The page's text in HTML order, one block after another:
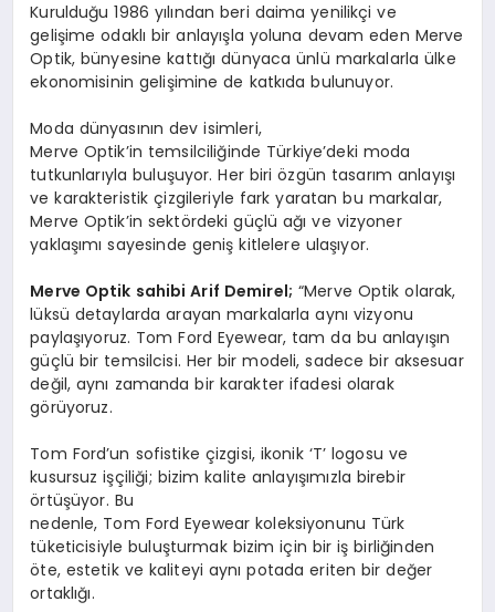
Kurulduğu 1986 yılından beri daima yenilikçi ve
gelişime odaklı bir anlayışla yoluna devam eden Merve
Optik, bünyesine kattığı dünyaca ünlü markalarla ülke
ekonomisinin gelişimine de katkıda bulunuyor.
Moda dünyasının dev isimleri,
Merve Optik’in temsilciliğinde Türkiye’deki moda
tutkunlarıyla buluşuyor. Her biri özgün tasarım anlayışı
ve karakteristik çizgileriyle fark yaratan bu markalar,
Merve Optik’in sektördeki güçlü ağı ve vizyoner
yaklaşımı sayesinde geniş kitlelere ulaşıyor.
Merve Optik sahibi Arif Demirel; “Merve Optik olarak,
lüksü detaylarda arayan markalarla aynı vizyonu
paylaşıyoruz. Tom Ford Eyewear, tam da bu anlayışın
güçlü bir temsilcisi. Her bir modeli, sadece bir aksesuar
değil, aynı zamanda bir karakter ifadesi olarak
görüyoruz.
Tom Ford’un sofistike çizgisi, ikonik ‘T’ logosu ve
kusursuz işçiliği; bizim kalite anlayışımızla birebir
örtüşüyor. Bu
nedenle, Tom Ford Eyewear koleksiyonunu Türk
tüketicisiyle buluşturmak bizim için bir iş birliğinden
öte, estetik ve kaliteyi aynı potada eriten bir değer
ortaklığı.